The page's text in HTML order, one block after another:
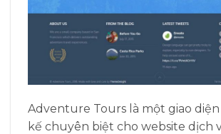
Adventure Tours là một giao
kế chuyên biệt cho website dịch